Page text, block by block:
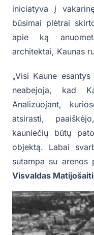
iniciatyva į
būsimai plėtrai
apie ką
architektai, Kaunas
„Visi Kaune
neabejoja, kad
Analizuojant,
atsirasti,
kauniečių būtų
objektą. Labai
sutampa su arenos
Visvaldas